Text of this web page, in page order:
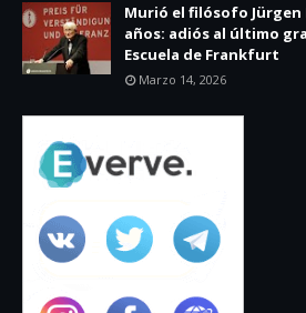
Murió el filósofo Jürgen
años: adiós al último
Escuela de Frankfurt
Marzo 14, 2026